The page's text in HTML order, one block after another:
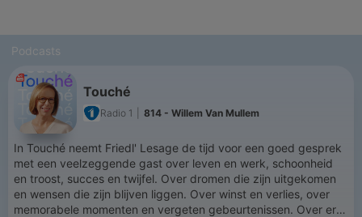
Podcasts
Touché
Radio 1 814 - Willem Van Mullem
In Touché neemt Friedl' Lesage de tijd voor een goed gesprek
met een veelzeggende gast over leven en werk, schoonheid
en troost, succes en twijfel. Over dromen die zijn uitgekomen
en wensen die zijn blijven liggen. Over winst en verlies, over
memorabele momenten en vergeten gebeurtenissen. Over eros